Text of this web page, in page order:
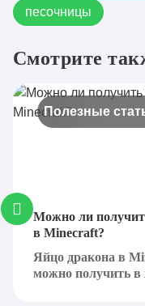
песочницы
Смотрите
Полезные
Можно ли
в Minecraft?
Яйцо дракона в
можно получить в